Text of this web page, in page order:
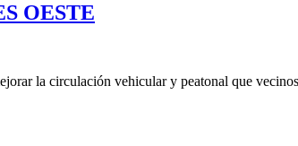
OESTE
la circulación vehicular y peatonal que